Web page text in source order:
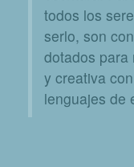
todos los
serlo, son
dotados para
y creativa
lenguajes de